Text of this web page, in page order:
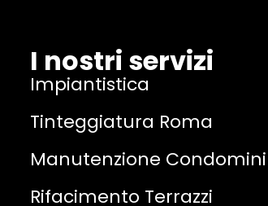
I nostri servizi
Impiantistica
Tinteggiatura Roma
Manutenzione Condomini
Rifacimento Terrazzi